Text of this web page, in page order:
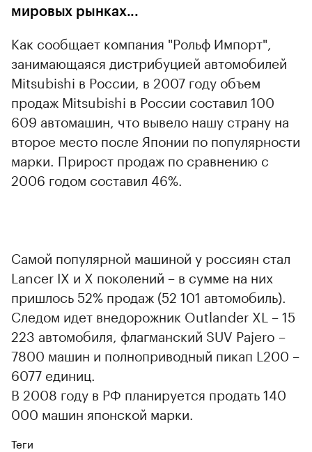
мировых рынках...
Как сообщает компания "Рольф Импорт",
занимающаяся дистрибуцией автомобилей
Mitsubishi в России, в 2007 году объем
продаж Mitsubishi в России составил 100
609 автомашин, что вывело нашу страну на
второе место после Японии по популярности
марки. Прирост продаж по сравнению с
2006 годом составил 46%.
Самой популярной машиной у россиян стал
Lancer IX и X поколений – в сумме на них
пришлось 52% продаж (52 101 автомобиль).
Следом идет внедорожник Outlander XL – 15
223 автомобиля, флагманский SUV Pajero –
7800 машин и полноприводный пикап L200 –
6077 единиц.
В 2008 году в РФ планируется продать 140
000 машин японской марки.
Теги